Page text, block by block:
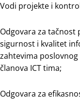
Vodi projekte i
Odgovara za tačnost
sigurnost i kvalitet
zahtevima
članova ICT tima;
Odgovara za